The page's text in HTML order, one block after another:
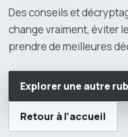
Des conseils et
change vraiment, éviter
prendre de meilleures
Explorer une autre
Retour à l’accueil